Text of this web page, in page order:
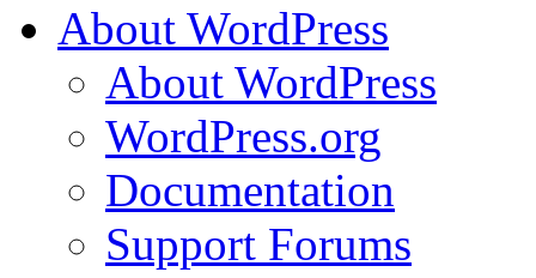
About WordPress
About WordPress
WordPress.org
Documentation
Support Forums